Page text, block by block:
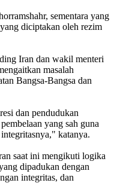
sementara yang
diciptakan oleh rezim
Iran dan wakil menteri
masalah
Bangsa-Bangsa dan
dan pendudukan
yang sah guna
katanya.
saat ini mengikuti logika
dipadukan dengan
integritas, dan